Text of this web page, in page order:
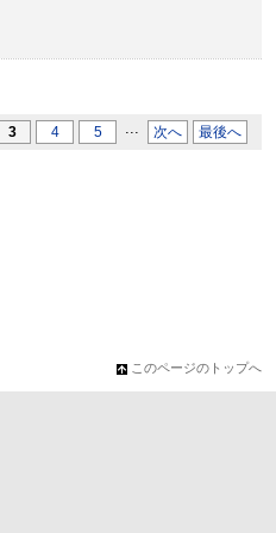
3 4 5 ... 次へ 最後へ
このページのトップへ